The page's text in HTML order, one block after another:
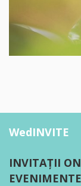
WedINVITE
INVITAȚII
EVENIMENTE